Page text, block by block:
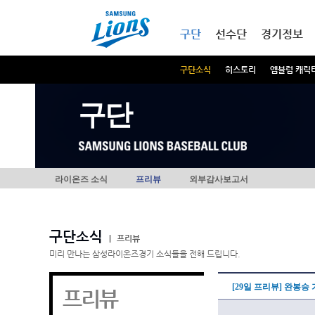
구단
구단소식 히스토리 엠블럼 캐릭
선수단 경기정보
구단
라이온즈 소식 프리뷰 외부감사보고서
구단소식
프리뷰
미리 만나는 삼성라이온즈경기 소식들을 전해 드립니다.
프리뷰 [29일 프리뷰] 완봉승